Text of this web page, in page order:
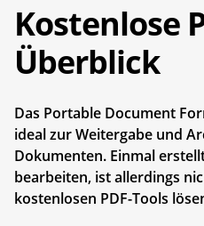
Kostenlose
Überblick
Das Portable Document
ideal zur Weitergabe und
Dokumenten. Einmal
bearbeiten, ist allerdings
kostenlosen PDF-Tools